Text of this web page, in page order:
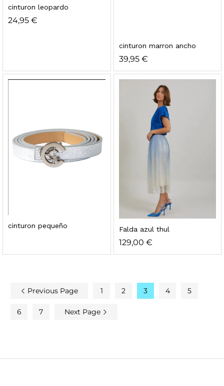
cinturon leopardo
24,95 €
cinturon marron ancho
39,95 €
cinturon pequeño Falda azul thul
129,00 €
Previous Page 1 2 3 4 5
6 7 Next Page